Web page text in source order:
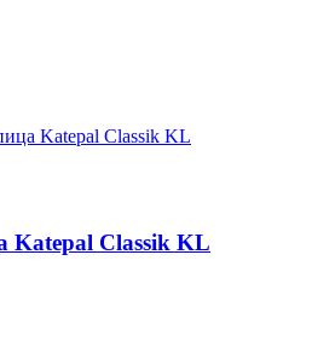
Katepal Classik KL